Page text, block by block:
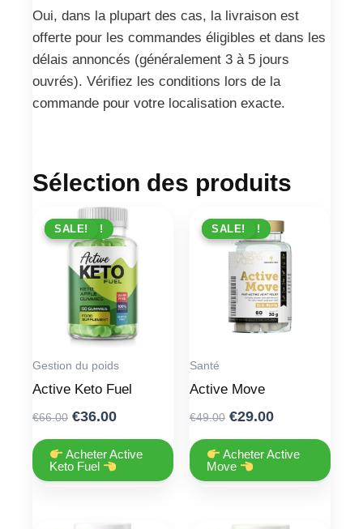
Oui, dans la plupart des cas, la livraison est
offerte pour les commandes éligibles et dans les
délais annoncés (généralement 3 à 5 jours
ouvrés). Vérifiez les conditions lors de la
commande pour votre localisation exacte.
Sélection des produits
PROMO !
SALE!
Gestion du poids
Active Keto Fuel
€66.00 Original
was:
€66.00.
€36.00Current
is:
Acheter Active
Keto Fuel
PROMO !
SALE!
Santé
Active Move
€49.00 Original
was:
€49.00.
€29.00Current
is:
Acheter Active
Move